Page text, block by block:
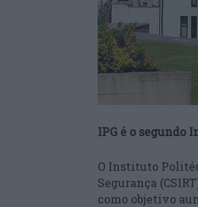
IPG é o segundo
O Instituto
Segurança
como objetivo